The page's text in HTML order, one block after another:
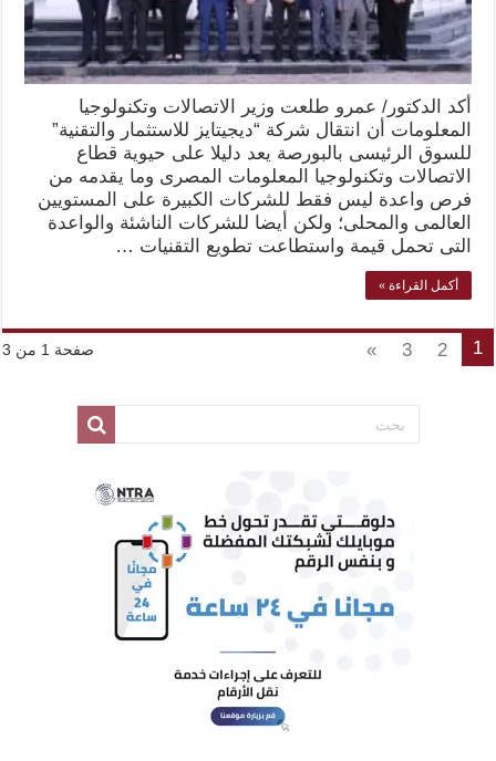
أكد الدكتور/ عمرو طلعت وزير الاتصالات وتكنولوجيا
المعلومات أن انتقال شركة “ديجيتايز للاستثمار والتقنية”
للسوق الرئيسى بالبورصة يعد دليلا على حيوية قطاع
الاتصالات وتكنولوجيا المعلومات المصرى وما يقدمه من
فرص واعدة ليس فقط للشركات الكبيرة على المستويين
العالمى والمحلى؛ ولكن أيضا للشركات الناشئة والواعدة
التى تحمل قيمة واستطاعت تطويع التقنيات …
أكمل القراءة »
صفحة 1 من 3 1
2
3
»